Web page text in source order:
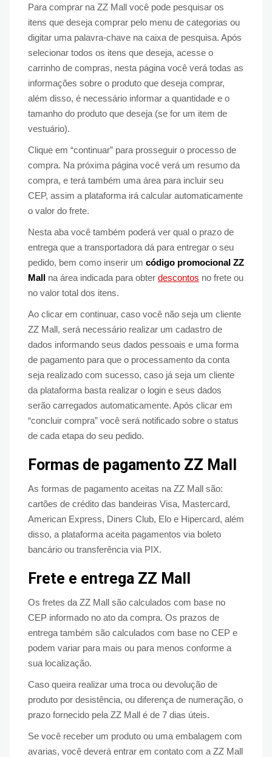
Para comprar na ZZ Mall você pode pesquisar os
itens que deseja comprar pelo menu de categorias ou
digitar uma palavra-chave na caixa de pesquisa. Após
selecionar todos os itens que deseja, acesse o
carrinho de compras, nesta página você verá todas as
informações sobre o produto que deseja comprar,
além disso, é necessário informar a quantidade e o
tamanho do produto que deseja (se for um item de
vestuário).
Clique em “continuar” para prosseguir o processo de
compra. Na próxima página você verá um resumo da
compra, e terá também uma área para incluir seu
CEP, assim a plataforma irá calcular automaticamente
o valor do frete.
Nesta aba você também poderá ver qual o prazo de
entrega que a transportadora dá para entregar o seu
pedido, bem como inserir um código promocional ZZ
Mall na área indicada para obter descontos no frete ou
no valor total dos itens.
Ao clicar em continuar, caso você não seja um cliente
ZZ Mall, será necessário realizar um cadastro de
dados informando seus dados pessoais e uma forma
de pagamento para que o processamento da conta
seja realizado com sucesso, caso já seja um cliente
da plataforma basta realizar o login e seus dados
serão carregados automaticamente. Após clicar em
“concluir compra” você será notificado sobre o status
de cada etapa do seu pedido.
Formas de pagamento ZZ Mall
As formas de pagamento aceitas na ZZ Mall são:
cartões de crédito das bandeiras Visa, Mastercard,
American Express, Diners Club, Elo e Hipercard, além
disso, a plataforma aceita pagamentos via boleto
bancário ou transferência via PIX.
Frete e entrega ZZ Mall
Os fretes da ZZ Mall são calculados com base no
CEP informado no ato da compra. Os prazos de
entrega também são calculados com base no CEP e
podem variar para mais ou para menos conforme a
sua localização.
Caso queira realizar uma troca ou devolução de
produto por desistência, ou diferença de numeração, o
prazo fornecido pela ZZ Mall é de 7 dias úteis.
Se você receber um produto ou uma embalagem com
avarias, você deverá entrar em contato com a ZZ Mall